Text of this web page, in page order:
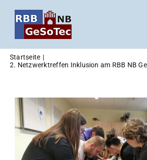
Inhalt
springen
Startseite
2. Netzwerktreffen Inklusion am RBB NB
Zeige
grösseres
Bild